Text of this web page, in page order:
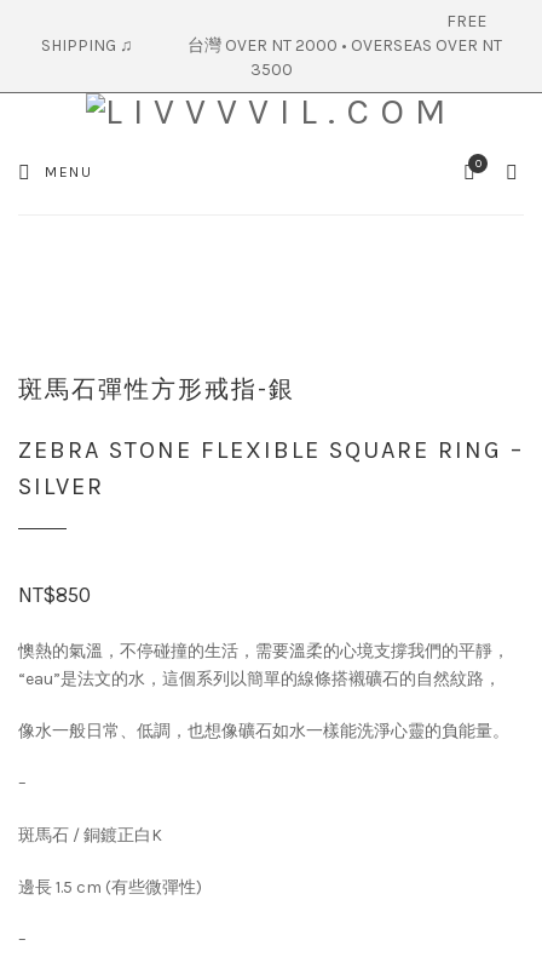
FREE
SHIPPING ♫ 台灣 OVER NT 2000 • OVERSEAS OVER NT
3500
MENU 0
斑馬石彈性方形戒指-銀
ZEBRA STONE FLEXIBLE SQUARE RING –
SILVER
NT$850
懊熱的氣溫，不停碰撞的生活，需要溫柔的心境支撐我們的平靜，
“eau”是法文的水，這個系列以簡單的線條搭襯礦石的自然紋路，
像水一般日常、低調，也想像礦石如水一樣能洗淨心靈的負能量。
–
斑馬石 / 銅鍍正白K
邊長 1.5 cm (有些微彈性)
–